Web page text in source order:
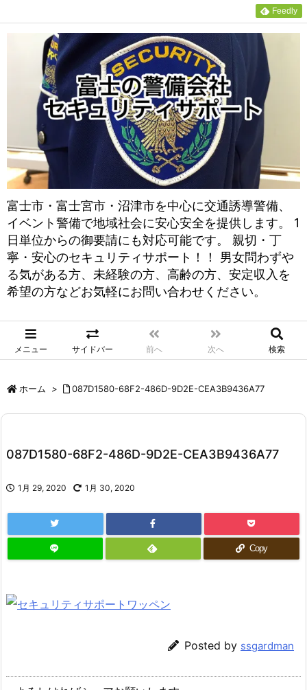
富士市・富士宮市・沼津市を中心に交通誘導警備、
イベント警備で地域社会に安心安全を提供します。 1
日単位からの御要請にも対応可能です。 親切・丁
寧・安心のセキュリティサポート！！ 男女問わずや
る気がある方、未経験の方、高齢の方、安定収入を
希望の方などお気軽にお問い合わせください。
メニュー サイドバー 前へ 次へ 検索
Feedly
ホーム > 087D1580-68F2-486D-9D2E-CEA3B9436A77
087D1580-68F2-486D-9D2E-CEA3B9436A77
1月 29, 2020 1月 30, 2020
Copy
Posted by ssgardman